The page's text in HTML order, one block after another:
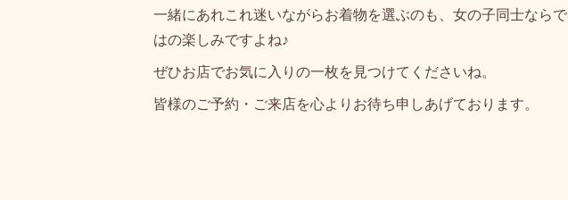
一緒にあれこれ迷いながらお着物を選ぶのも、女の子同士ならで
はの楽しみですよね♪
ぜひお店でお気に入りの一枚を見つけてくださいね。
皆様のご予約・ご来店を心よりお待ち申しあげております。